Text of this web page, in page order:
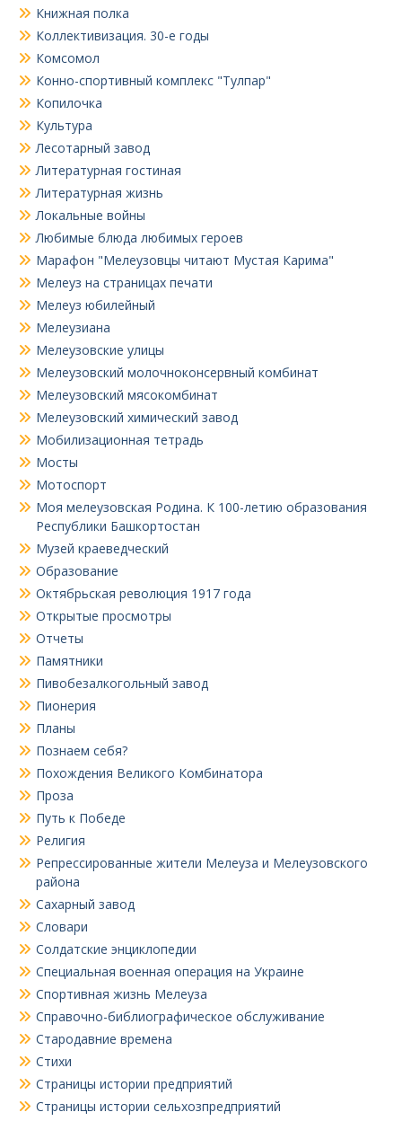
Книжная полка
Коллективизация. 30-е годы
Комсомол
Конно-спортивный комплекс "Тулпар"
Копилочка
Культура
Лесотарный завод
Литературная гостиная
Литературная жизнь
Локальные войны
Любимые блюда любимых героев
Марафон "Мелеузовцы читают Мустая Карима"
Мелеуз на страницах печати
Мелеуз юбилейный
Мелеузиана
Мелеузовские улицы
Мелеузовский молочноконсервный комбинат
Мелеузовский мясокомбинат
Мелеузовский химический завод
Мобилизационная тетрадь
Мосты
Мотоспорт
Моя мелеузовская Родина. К 100-летию образования
Республики Башкортостан
Музей краеведческий
Образование
Октябрьская революция 1917 года
Открытые просмотры
Отчеты
Памятники
Пивобезалкогольный завод
Пионерия
Планы
Познаем себя?
Похождения Великого Комбинатора
Проза
Путь к Победе
Религия
Репрессированные жители Мелеуза и Мелеузовского
района
Сахарный завод
Словари
Солдатские энциклопедии
Специальная военная операция на Украине
Спортивная жизнь Мелеуза
Справочно-библиографическое обслуживание
Стародавние времена
Стихи
Страницы истории предприятий
Страницы истории сельхозпредприятий